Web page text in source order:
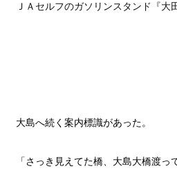
ＪＡセルフのガソリンスタンド『大
大島へ続く案内標識があった。
「さっき見えてた橋、大島大橋渡っ